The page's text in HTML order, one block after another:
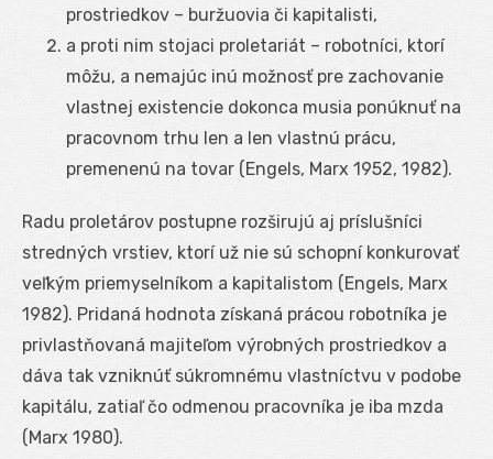
prostriedkov – buržuovia či kapitalisti,
a proti nim stojaci proletariát – robotníci, ktorí
môžu, a nemajúc inú možnosť pre zachovanie
vlastnej existencie dokonca musia ponúknuť na
pracovnom trhu len a len vlastnú prácu,
premenenú na tovar (Engels, Marx 1952, 1982).
Radu proletárov postupne rozširujú aj príslušníci
stredných vrstiev, ktorí už nie sú schopní konkurovať
veľkým priemyselníkom a kapitalistom (Engels, Marx
1982). Pridaná hodnota získaná prácou robotníka je
privlastňovaná majiteľom výrobných prostriedkov a
dáva tak vzniknúť súkromnému vlastníctvu v podobe
kapitálu, zatiaľ čo odmenou pracovníka je iba mzda
(Marx 1980).